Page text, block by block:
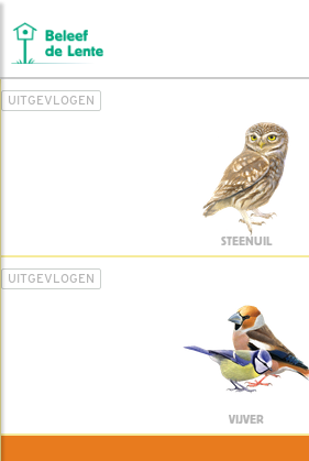
UITGEVLOGEN
STEENUIL
UITGEVLOGEN
VIJVER